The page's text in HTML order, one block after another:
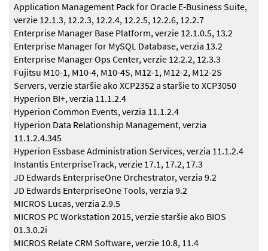
Application Management Pack for Oracle E-Business Suite,
verzie 12.1.3, 12.2.3, 12.2.4, 12.2.5, 12.2.6, 12.2.7
Enterprise Manager Base Platform, verzie 12.1.0.5, 13.2
Enterprise Manager for MySQL Database, verzia 13.2
Enterprise Manager Ops Center, verzie 12.2.2, 12.3.3
Fujitsu M10-1, M10-4, M10-4S, M12-1, M12-2, M12-2S
Servers, verzie staršie ako XCP2352 a staršie to XCP3050
Hyperion BI+, verzia 11.1.2.4
Hyperion Common Events, verzia 11.1.2.4
Hyperion Data Relationship Management, verzia
11.1.2.4.345
Hyperion Essbase Administration Services, verzia 11.1.2.4
Instantis EnterpriseTrack, verzie 17.1, 17.2, 17.3
JD Edwards EnterpriseOne Orchestrator, verzia 9.2
JD Edwards EnterpriseOne Tools, verzia 9.2
MICROS Lucas, verzia 2.9.5
MICROS PC Workstation 2015, verzie staršie ako BIOS
01.3.0.2i
MICROS Relate CRM Software, verzie 10.8, 11.4